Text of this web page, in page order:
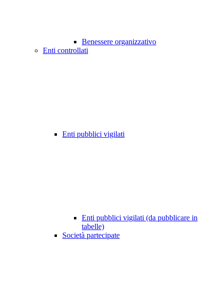
Benessere organizzativo
Enti controllati
Enti pubblici vigilati
Enti pubblici vigilati (da pubblicare in
tabelle)
Società partecipate